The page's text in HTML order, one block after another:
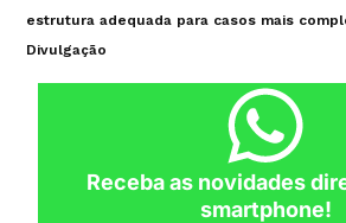
estrutura adequada para casos mais
Divulgação
Receba as novidades
smartphone!